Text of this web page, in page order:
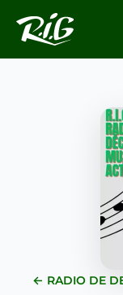
← RADIO DE